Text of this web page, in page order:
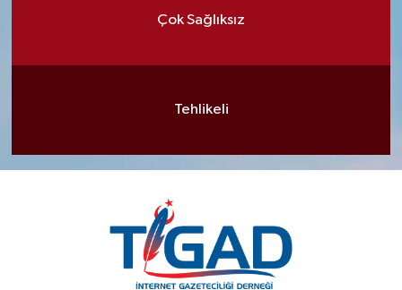
Çok Sağlıksız
Tehlikeli